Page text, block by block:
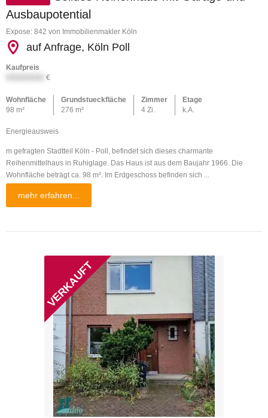
Ausbaupotential
Expose: 842 von Immobilienmakler Köln
auf Anfrage, Köln Poll
Kaufpreis
€
Wohnfläche
98 m²
Grundstueckfläche
276 m²
Zimmer
4 Zi.
Etage
k.A.
Energieausweis
m gefragten Stadtteil Köln - Poll, befindet sich dieses charmante
Reihenmittelhaus in Ruhiglage. Das Haus ist aus dem Baujahr 1966. Die
Wohnfläche beträgt ca. 98 m². Im Erdgeschoss befinden sich ...
mehr erfahren...